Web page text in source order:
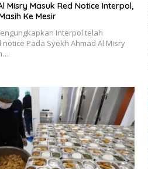
Misry Masuk Red Notice Interpol,
Ke Mesir
Interpol telah
Pada Syekh Ahmad Al Misry